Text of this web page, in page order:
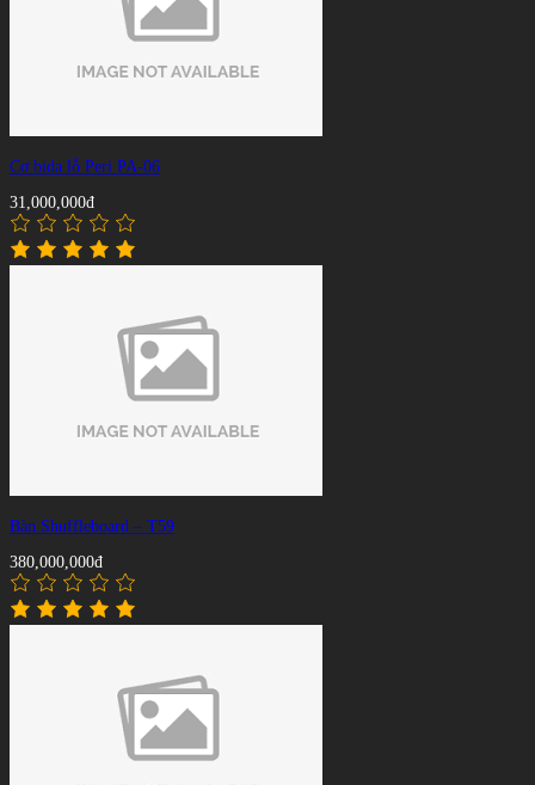
Cơ bida lỗ Peri PA-06
31,000,000đ
Bàn Shuffleboard – T59
380,000,000đ